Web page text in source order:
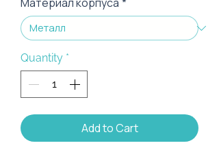
Quantity *
Add to Cart